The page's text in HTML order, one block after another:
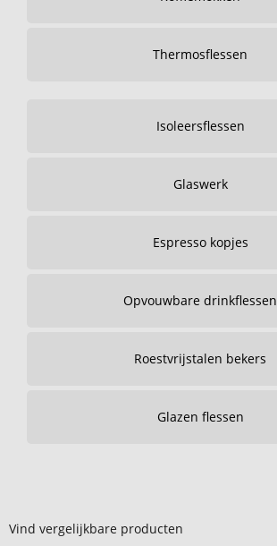
Thermosflessen
Isoleersflessen
Glaswerk
Espresso kopjes
Opvouwbare drinkflessen
Roestvrijstalen bekers
Glazen flessen
Vind vergelijkbare producten